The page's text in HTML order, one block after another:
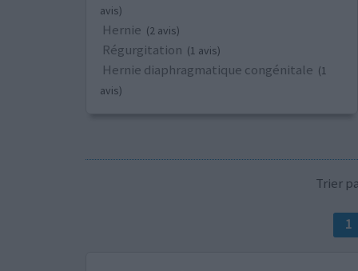
avis)
Hernie (2 avis)
Régurgitation (1 avis)
Hernie diaphragmatique congénitale (1
avis)
Trier
1